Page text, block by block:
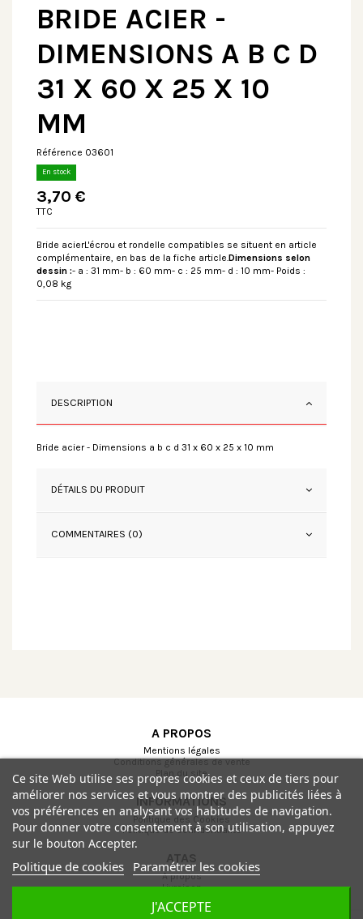
BRIDE ACIER -
DIMENSIONS A B C D
31 X 60 X 25 X 10
MM
Référence 03601
En stock
3,70 €
TTC
Bride acierL'écrou et rondelle compatibles se situent en article
complémentaire, en bas de la fiche article.Dimensions selon
dessin :- a : 31 mm- b : 60 mm- c : 25 mm- d : 10 mm- Poids :
0,08 kg
DESCRIPTION
Bride acier - Dimensions a b c d 31 x 60 x 25 x 10 mm
DÉTAILS DU PRODUIT
COMMENTAIRES (0)
A PROPOS
Mentions légales
Conditions générales de vente
Plan du site
INFORMATIONS
Politique des Cookies
Politique de confidentialité
ATAS
A propos
Livraison
Contactez-nous
Ce site Web utilise ses propres cookies et ceux de tiers pour
améliorer nos services et vous montrer des publicités liées à
vos préférences en analysant vos habitudes de navigation.
Pour donner votre consentement à son utilisation, appuyez
sur le bouton Accepter.
Politique de cookies Paramétrer les cookies
J'ACCEPTE